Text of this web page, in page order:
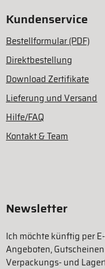
Kundenservice
Bestellformular (PDF)
Direktbestellung
Download Zertifikate
Lieferung und Versand
Hilfe/FAQ
Kontakt & Team
Newsletter
Ich möchte künftig per
Angeboten,
Verpackungs- und